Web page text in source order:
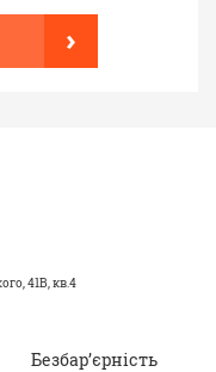
›
41В, кв.4
Безбар’єрність